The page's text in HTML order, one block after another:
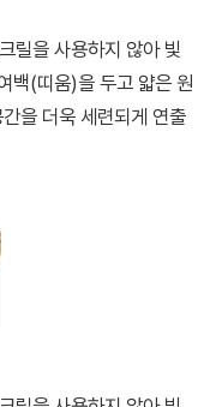
릴을 사용하지 않아 빛
백(띠움)을 두고 얇은 원
을 더욱 세련되게 연출